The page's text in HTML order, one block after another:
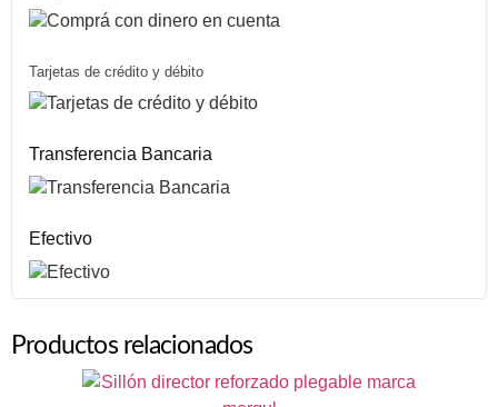
Tarjetas de crédito y débito
Transferencia Bancaria
Efectivo
Productos relacionados